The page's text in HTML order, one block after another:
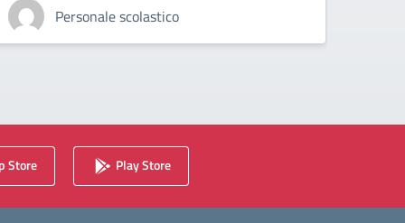
Personale scolastico
Store Play Store